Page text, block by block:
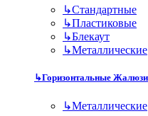
↳Стандартные
↳Пластиковые
↳Блекаут
↳Металлические
↳Горизонтальные Жалюзи
↳Металлические